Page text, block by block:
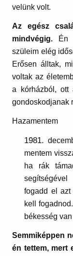
velünk volt.
Az egész
mindvégig. Én
szüleim elég
Erősen álltak,
voltak az
a kórházból, ott
gondoskodjanak
Hazamentem
mentem
ha rák
fogadd el azt
kell
békesség
Semmiképpen
én tettem, mert